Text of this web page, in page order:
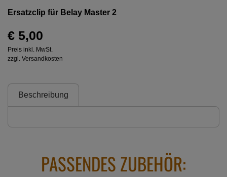
Ersatzclip für Belay Master 2
€ 5,00
Preis inkl. MwSt.
zzgl. Versandkosten
Beschreibung
PASSENDES ZUBEHÖR: